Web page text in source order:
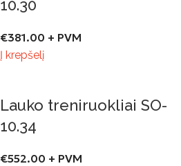
10.30
€381.00 + PVM
Į krepšelį
Lauko treniruokliai SO-
10.34
€552.00 + PVM